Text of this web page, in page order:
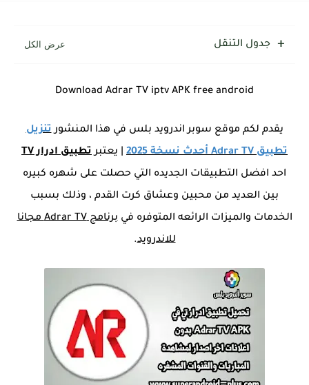
جدول التنقل
Download Adrar TV iptv APK free android
يقدم لكم موقع سوبر اندرويد بلس في هذا المنشورتنزيل
تطبيق Adrar TV أحدث نسخة 2025
| يعتبرتطبيق ادرار TV
احد افضل التطبيقات الجديده التي حصلت على شهره كبيره
بين العديد من محبين وعشاق كرت القدم ، وذلك بسبب
الخدمات والميزات الرائعه المتوفره في
برنامج Adrar TV مجانا
للاندرويد.